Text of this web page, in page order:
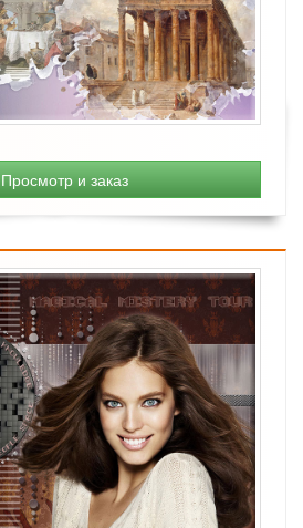
Просмотр и заказ